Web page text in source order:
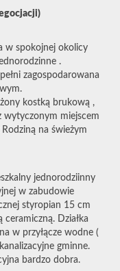
w spokojnej okolicy
.
zagospodarowana
kostką brukową ,
wytyczonym miejscem
na świeżym
jednorodziinny
w zabudowie
styropian 15 cm
Działka
w przyłącze wodne (
gminne.
bardzo dobra.